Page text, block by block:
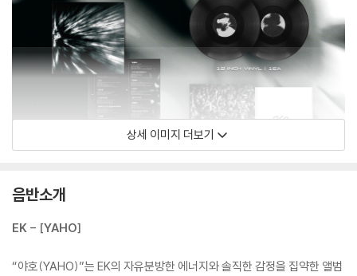
상세 이미지 더보기
음반소개
EK - [YAHO]
“야호(YAHO)”는 EK의 자유분방한 에너지와 솔직한 감정을 집약한 앨범